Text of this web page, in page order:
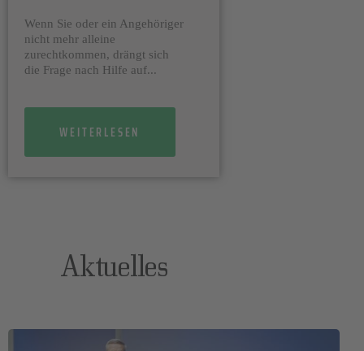
Wenn Sie oder ein Angehöriger
nicht mehr alleine
zurechtkommen, drängt sich
die Frage nach Hilfe auf...
WEITERLESEN
Aktuelles